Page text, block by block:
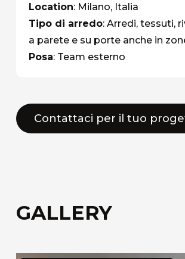
Location: Milano, Italia
Tipo di arredo: Arredi, tessuti,
a parete e su porte anche in
Posa: Team esterno
Contattaci per il tuo
GALLERY